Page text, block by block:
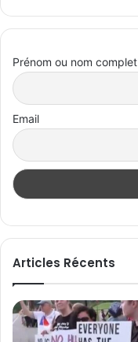
Prénom ou nom complet
Email
Articles Récents